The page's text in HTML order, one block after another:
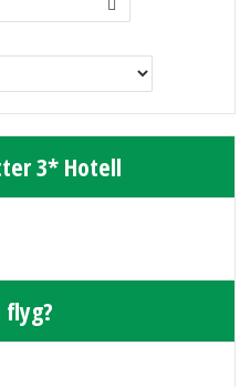
3* Hotell
flyg?